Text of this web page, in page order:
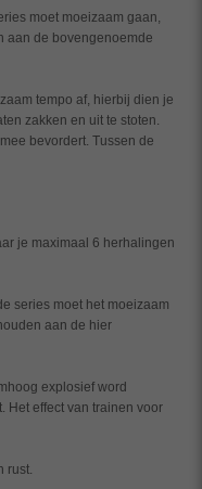
moet moeizaam gaan,
aan de bovengenoemde
tempo af, hierbij dien je
zakken en uit te stoten.
bevordert. Tussen de
je maximaal 6 herhalingen
series moet het moeizaam
aan de hier
explosief word
Het effect van trainen voor
rust.